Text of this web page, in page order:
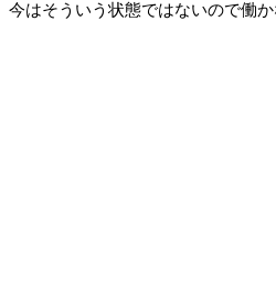
今はそういう状態ではないので働か